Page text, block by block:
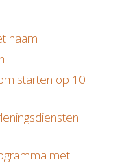
naam
starten op 10
met